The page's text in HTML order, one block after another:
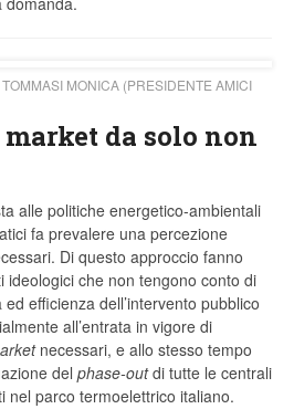
TOMMASI MONICA (PRESIDENTE AMICI
da solo non
alle politiche energetico-ambientali
fa prevalere una percezione
Di questo approccio fanno
ideologici che non tengono conto di
efficienza dell’intervento pubblico
all’entrata in vigore di
necessari, e allo stesso tempo
del phase-outdi tutte le centrali
nel parco termoelettrico italiano.